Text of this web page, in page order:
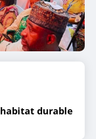
durable